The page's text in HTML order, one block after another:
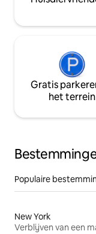
Gratis
het terrein
Populaire
New York
Verblijven van een